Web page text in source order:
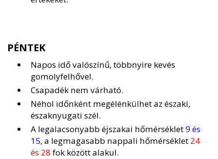
PÉNTEK
Napos idő valószínű, többnyire kevés
gomolyfelhővel.
Csapadék nem várható.
Néhol időnként megélénkülhet az északi,
északnyugati szél.
A legalacsonyabb éjszakai hőmérséklet9 és
15, a legmagasabb nappali hőmérséklet 24
és 28 fok között alakul.